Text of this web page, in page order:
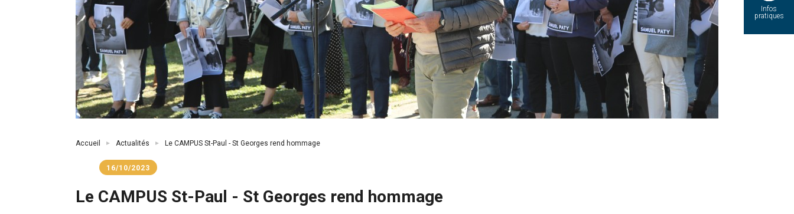
Infos
pratiques
Fil
Accueil Actualités Le CAMPUS St-Paul - St Georges rend hommage
16/10/2023
Le CAMPUS St-Paul - St Georges rend hommage